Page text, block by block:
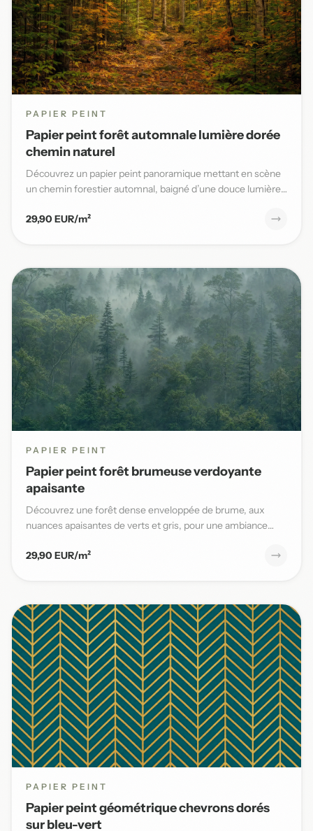
PAPIER PEINT
Papier peint forêt automnale lumière dorée
chemin naturel
Découvrez un papier peint panoramique mettant en scène
un chemin forestier automnal, baigné d’une douce lumière
29,90 EUR/m²
PAPIER PEINT
Papier peint forêt brumeuse verdoyante
apaisante
Découvrez une forêt dense enveloppée de brume, aux
nuances apaisantes de verts et gris, pour une ambiance
29,90 EUR/m²
PAPIER PEINT
Papier peint géométrique chevrons dorés
sur bleu-vert